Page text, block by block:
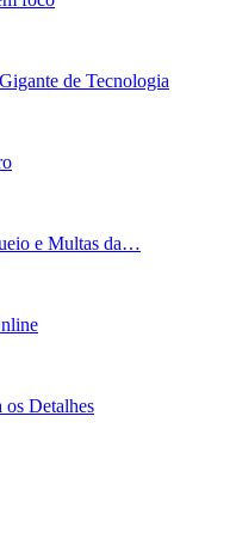
de Tecnologia
e Multas da…
os Detalhes